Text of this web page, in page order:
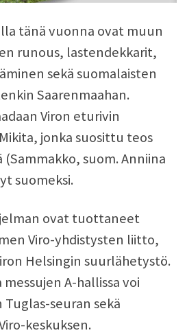
tänä vuonna ovat muun
runous, lastendekkarit,
sekä suomalaisten
Saarenmaahan.
Viron eturivin
jonka suosittu teos
suom. Anniina
suomeksi.
ovat tuottaneet
Viro-yhdistysten liitto,
Helsingin suurlähetystö.
A-hallissa voi
seuran sekä
keskuksen.